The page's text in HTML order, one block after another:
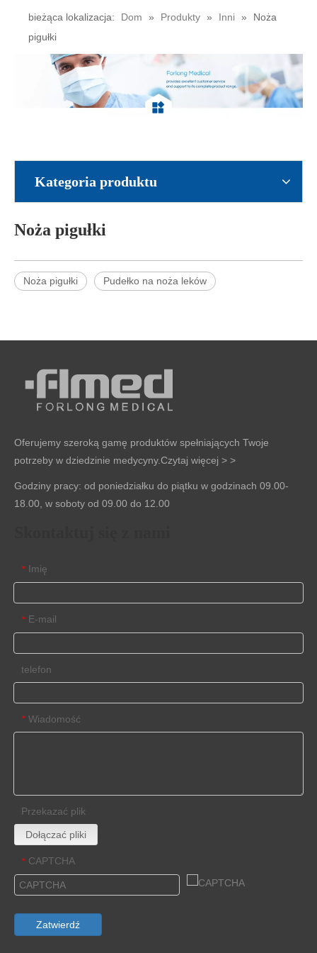
bieżąca lokalizacja: Dom » Produkty » Inni »
Noża
pigułki
Kategoria produktu
Noża pigułki
Noża pigułki Pudełko na noża leków
Oferujemy szeroką gamę produktów spełniających Twoje
potrzeby w dziedzinie medycyny.Czytaj więcej > >
Godziny pracy: od poniedziałku do piątku w godzinach 09.00-
18.00, w soboty od 09.00 do 12.00
* Imię
* E-mail
telefon
* Wiadomość
Przekazać plik
Dołączać pliki
* CAPTCHA
Zatwierdź